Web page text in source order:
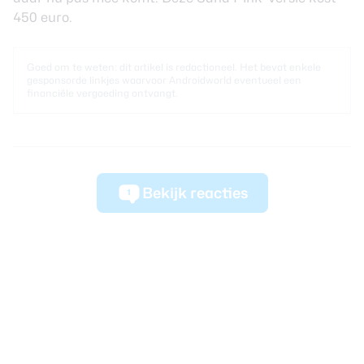
450 euro.
1 Bekijk reacties